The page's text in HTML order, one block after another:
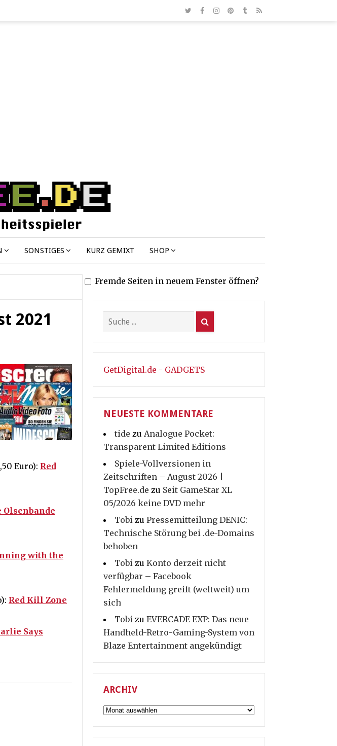
SONSTIGES KURZ GEMIXT SHOP
2021
Euro): Red
Olsenbande
with the
Red Kill Zone
Says
Fremde Seiten in neuem Fenster öffnen?
GetDigital.de - GADGETS
NEUESTE KOMMENTARE
tide zu Analogue Pocket:
Transparent Limited Editions
Spiele-Vollversionen in
Zeitschriften – August 2026 |
TopFree.de zu Seit GameStar XL
05/2026 keine DVD mehr
Tobi zu Pressemitteilung DENIC:
Technische Störung bei .de-Domains
behoben
Tobi zu Konto derzeit nicht
verfügbar – Facebook
Fehlermeldung greift (weltweit) um
sich
Tobi zu EVERCADE EXP: Das neue
Handheld-Retro-Gaming-System von
Blaze Entertainment angekündigt
ARCHIV
Archiv